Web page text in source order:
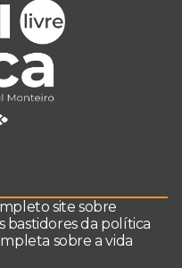
site sobre
bastidores da política
sobre a vida